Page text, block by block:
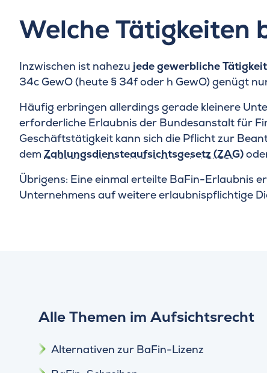
Welche Tätigkeiten
Inzwischen ist nahezu jede gewerbliche
34c GewO (heute § 34f oder h GewO) genügt
Häufig erbringen allerdings gerade kleinere
erforderliche Erlaubnis der Bundesanstalt für
Geschäftstätigkeit kann sich die Pflicht zur
dem Zahlungsdiensteaufsichtsgesetz (ZAG)
Übrigens: Eine einmal erteilte BaFin-Erlaubnis
Unternehmens auf weitere erlaubnispflichtige
Alle Themen im Aufsichtsrecht
Alternativen zur BaFin-Lizenz